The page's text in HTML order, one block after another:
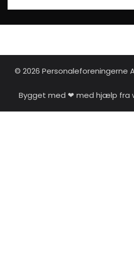
© 2026 Personaleforeningerne
Bygget med ❤ med hjælp fra